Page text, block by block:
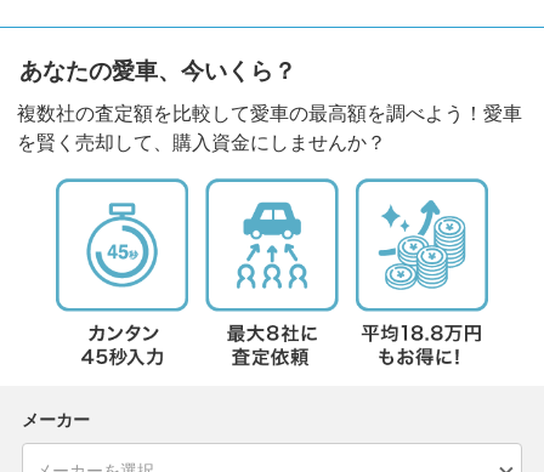
あなたの愛車、今いくら？
複数社の査定額を比較して愛車の最高額を調べよう！愛車
を賢く売却して、購入資金にしませんか？
メーカー